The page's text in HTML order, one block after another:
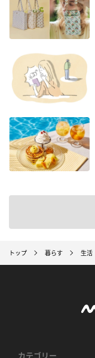
トップ 暮らす 生活
カテゴリー